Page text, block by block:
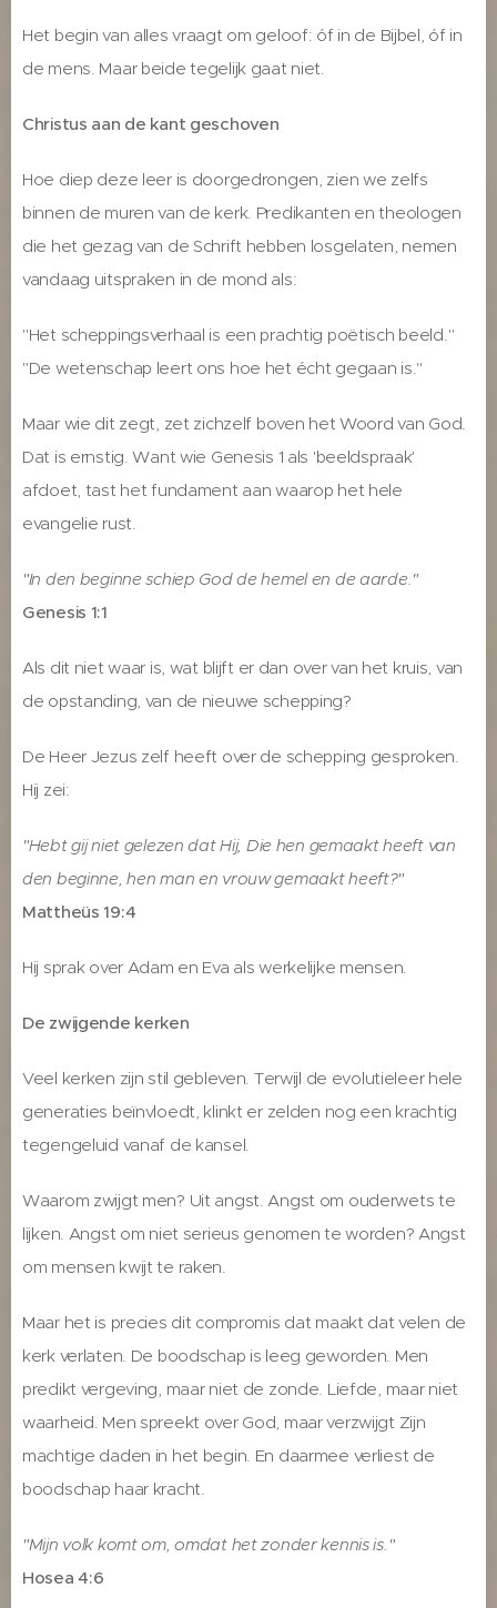
Het begin van alles vraagt om geloof: óf in de Bijbel, óf in
de mens. Maar beide tegelijk gaat niet.
Christus aan de kant geschoven
Hoe diep deze leer is doorgedrongen, zien we zelfs
binnen de muren van de kerk. Predikanten en theologen
die het gezag van de Schrift hebben losgelaten, nemen
vandaag uitspraken in de mond als:
"Het scheppingsverhaal is een prachtig poëtisch beeld."
"De wetenschap leert ons hoe het écht gegaan is."
Maar wie dit zegt, zet zichzelf boven het Woord van God.
Dat is ernstig. Want wie Genesis 1 als 'beeldspraak'
afdoet, tast het fundament aan waarop het hele
evangelie rust.
"In den beginne schiep God de hemel en de aarde."
Genesis 1:1
Als dit niet waar is, wat blijft er dan over van het kruis, van
de opstanding, van de nieuwe schepping?
De Heer Jezus zelf heeft over de schepping gesproken.
Hij zei:
"Hebt gij niet gelezen dat Hij, Die hen gemaakt heeft van
den beginne, hen man en vrouw gemaakt heeft?"
Mattheüs 19:4
Hij sprak over Adam en Eva als werkelijke mensen.
De zwijgende kerken
Veel kerken zijn stil gebleven. Terwijl de evolutieleer hele
generaties beïnvloedt, klinkt er zelden nog een krachtig
tegengeluid vanaf de kansel.
Waarom zwijgt men? Uit angst. Angst om ouderwets te
lijken. Angst om niet serieus genomen te worden? Angst
om mensen kwijt te raken.
Maar het is precies dit compromis dat maakt dat velen de
kerk verlaten. De boodschap is leeg geworden. Men
predikt vergeving, maar niet de zonde. Liefde, maar niet
waarheid. Men spreekt over God, maar verzwijgt Zijn
machtige daden in het begin. En daarmee verliest de
boodschap haar kracht.
"Mijn volk komt om, omdat het zonder kennis is."
Hosea 4:6